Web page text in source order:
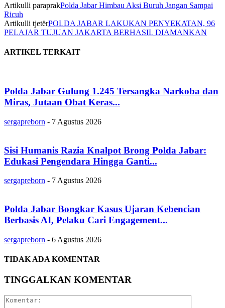
Artikulli paraprakPolda Jabar Himbau Aksi Buruh Jangan Sampai
Ricuh
Artikulli tjetërPOLDA JABAR LAKUKAN PENYEKATAN, 96
PELAJAR TUJUAN JAKARTA BERHASIL DIAMANKAN
ARTIKEL TERKAIT
Polda Jabar Gulung 1.245 Tersangka Narkoba dan
Miras, Jutaan Obat Keras...
sergapreborn - 7 Agustus 2026
Sisi Humanis Razia Knalpot Brong Polda Jabar:
Edukasi Pengendara Hingga Ganti...
sergapreborn - 7 Agustus 2026
Polda Jabar Bongkar Kasus Ujaran Kebencian
Berbasis AI, Pelaku Cari Engagement...
sergapreborn - 6 Agustus 2026
TIDAK ADA KOMENTAR
TINGGALKAN KOMENTAR